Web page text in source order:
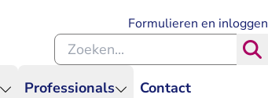
Professionals Contact
Formulieren en inloggen
Zoeken binnen de Rechtspraak